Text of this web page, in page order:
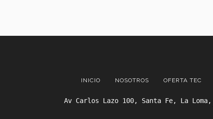
INICIO NOSOTROS OFERTA TEC
Av Carlos Lazo 100, Santa Fe, La